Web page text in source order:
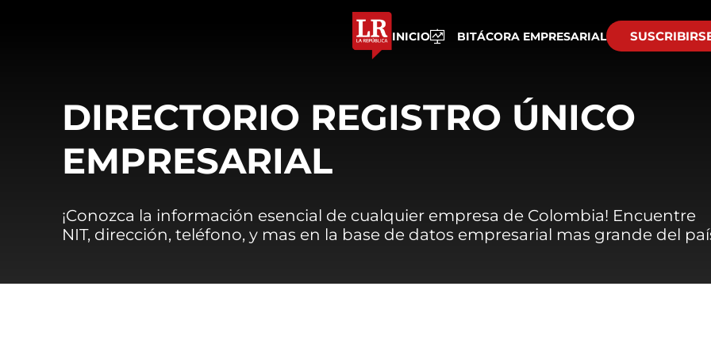
INICIO BITÁCORA EMPRESARIAL
DIRECTORIO REGISTRO ÚNICO
EMPRESARIAL
¡Conozca la información esencial de cualquier empresa de Colombia! Encuentre
NIT, dirección, teléfono, y mas en la base de datos empresarial mas grande del